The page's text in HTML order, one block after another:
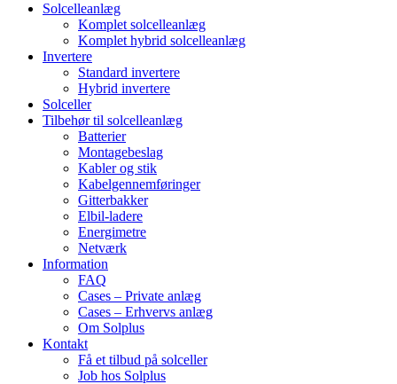
Solcelleanlæg
Komplet solcelleanlæg
Komplet hybrid solcelleanlæg
Invertere
Standard invertere
Hybrid invertere
Solceller
Tilbehør til solcelleanlæg
Batterier
Montagebeslag
Kabler og stik
Kabelgennemføringer
Gitterbakker
Elbil-ladere
Energimetre
Netværk
Information
FAQ
Cases – Private anlæg
Cases – Erhvervs anlæg
Om Solplus
Kontakt
Få et tilbud på solceller
Job hos Solplus